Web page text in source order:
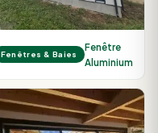
Fenêtres & Baies
Fenêtre
Aluminium